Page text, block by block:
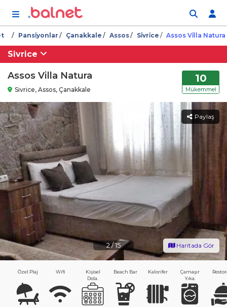
Pansi̇yonlar Çanakkale Assos Si̇vri̇ce Assos Vi̇lla Natura
Sivrice
Assos Villa Natura
Sivrice, Assos, Çanakkale
10
Mükemmel
2/15
Paylaş
Haritada Gör
Özel Plaj Wifi
Kişisel
Dola.
Beach Bar Kalorifer
Çamaşır
Yıka.